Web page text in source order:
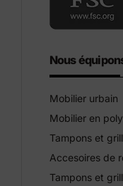
Nous
Mobilier urbain
Mobilier en
Tampons et
Accesoires de
Tampons et